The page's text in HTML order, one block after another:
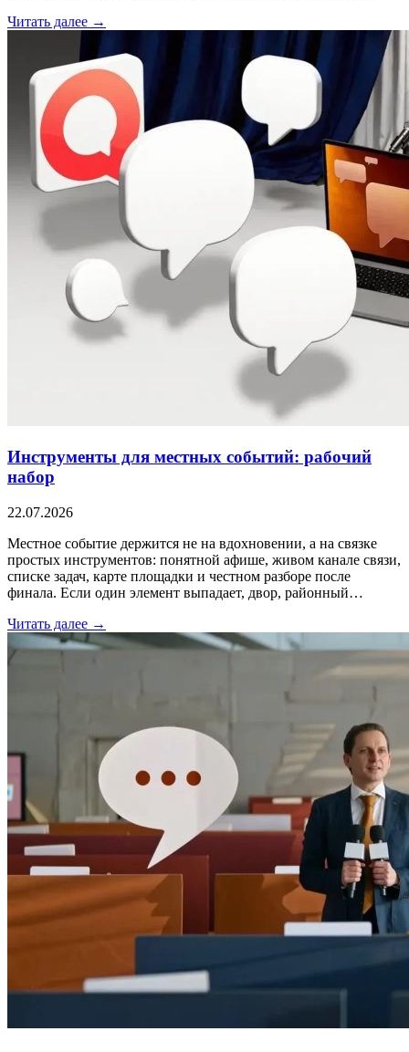
Читать далее →
Инструменты для местных событий: рабочий
набор
22.07.2026
Местное событие держится не на вдохновении, а на связке
простых инструментов: понятной афише, живом канале связи,
списке задач, карте площадки и честном разборе после
финала. Если один элемент выпадает, двор, районный…
Читать далее →